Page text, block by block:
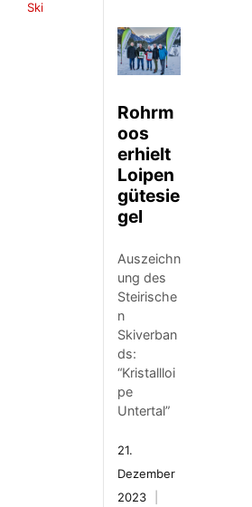
Ski
Rohrm
oos
erhielt
Loipen
gütesie
gel
Auszeichn
ung des
Steirische
n
Skiverban
ds:
“Kristallloi
pe
Untertal”
21.
Dezember
2023